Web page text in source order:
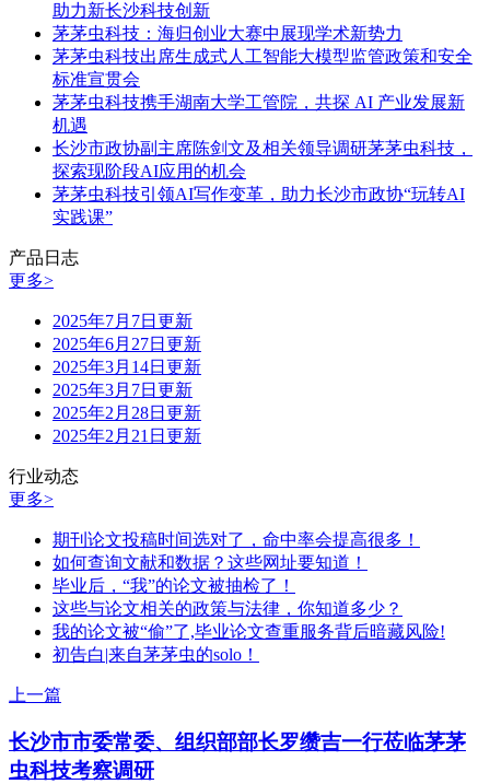
助力新长沙科技创新
茅茅虫科技：海归创业大赛中展现学术新势力
茅茅虫科技出席生成式人工智能大模型监管政策和安全
标准宣贯会
茅茅虫科技携手湖南大学工管院，共探 AI 产业发展新
机遇
长沙市政协副主席陈剑文及相关领导调研茅茅虫科技，
探索现阶段AI应用的机会
茅茅虫科技引领AI写作变革，助力长沙市政协“玩转AI
实践课”
产品日志
更多>
2025年7月7日更新
2025年6月27日更新
2025年3月14日更新
2025年3月7日更新
2025年2月28日更新
2025年2月21日更新
行业动态
更多>
期刊论文投稿时间选对了，命中率会提高很多！
如何查询文献和数据？这些网址要知道！
毕业后，“我”的论文被抽检了！
这些与论文相关的政策与法律，你知道多少？
我的论文被“偷”了,毕业论文查重服务背后暗藏风险!
初告白|来自茅茅虫的solo！
上一篇
长沙市市委常委、组织部部长罗缵吉一行莅临茅茅
虫科技考察调研